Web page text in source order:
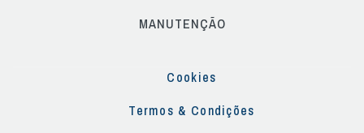
MANUTENÇÃO
Cookies
Termos & Condições